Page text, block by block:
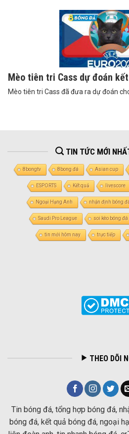
Mèo tiên tri Cass dự đoán
Mèo tiên tri Cass đã đưa ra dự đoán
TIN TỨC MỚI
8bongtv 8bong đá Asian cup
ESPORTS Kết quả livescore
Ngoại Hạng Anh nhận định bóng
Saudi Pro League soi kèo bóng đá
tin mới hôm nay trực tiếp
THEO DÕI
Tin bóng đá, tổng hợp bóng đá,
bóng đá, kết quả bóng đá, ngoại